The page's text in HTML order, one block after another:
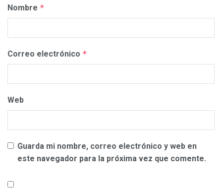
Nombre *
Correo electrónico *
Web
Guarda mi nombre, correo electrónico y web en
este navegador para la próxima vez que comente.